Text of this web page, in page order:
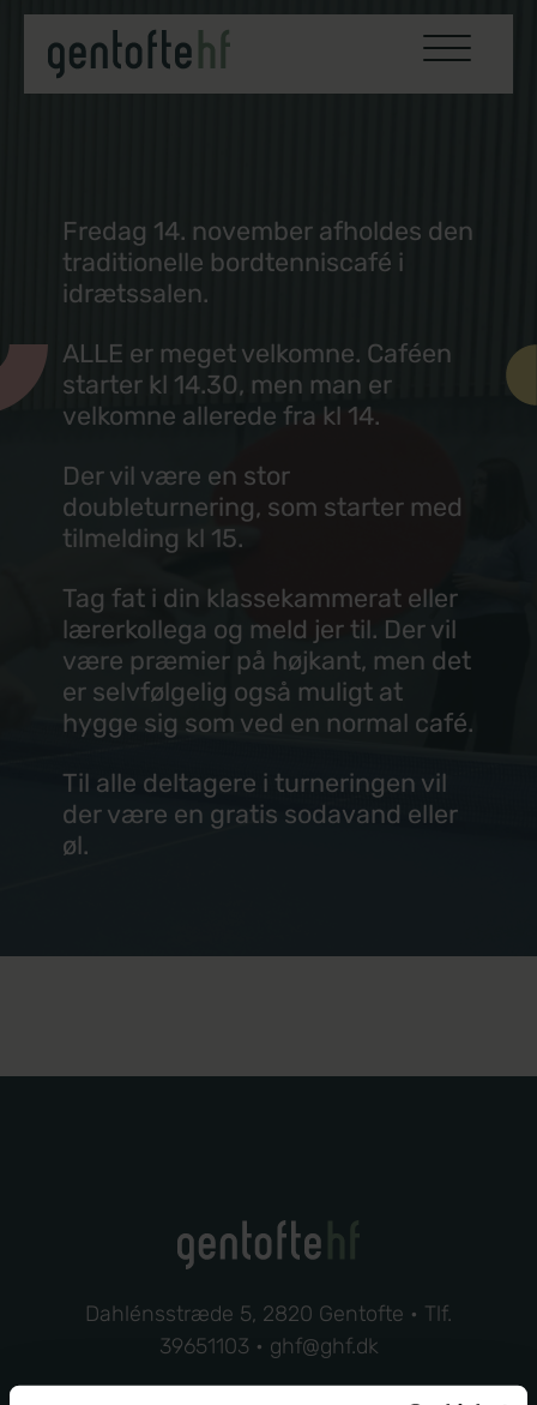
Fredag 14. november afholdes den
traditionelle bordtenniscafé i
idrætssalen.
ALLE er meget velkomne. Caféen
starter kl 14.30, men man er
velkomne allerede fra kl 14.
Der vil være en stor
doubleturnering, som starter med
tilmelding kl 15.
Tag fat i din klassekammerat eller
lærerkollega og meld jer til. Der vil
være præmier på højkant, men det
er selvfølgelig også muligt at
hygge sig som ved en normal café.
Til alle deltagere i turneringen vil
der være en gratis sodavand eller
øl.
Dahlénsstræde 5, 2820 Gentofte • Tlf.
39651103 • ghf@ghf.dk
Uddannelser
HF Enkeltfag
Fagpakker
Science
Business
Design
Drama
Kommunikation
Miljø
Musik
Politi og forsvar
Sundhed
Spansk
Studieliv
Elevdemokrati
Frivillige fag
Udvalg
Studieture
Lektiecafè
Medarbejdere
Organisation
Bibliotek
Kontakt
Job hos Gentofte HF